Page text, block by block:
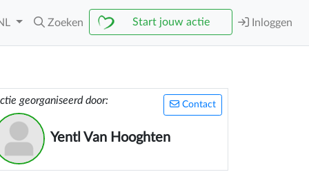
Zoeken Start jouw actie Inloggen
Contact
georganiseerd door:
Yentl Van Hooghten